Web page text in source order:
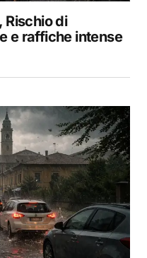
Rischio di
e raffiche intense